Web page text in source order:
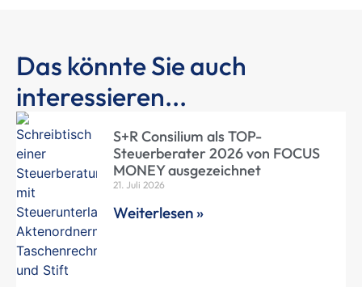
Das könnte Sie auch
interessieren...
S+R Consilium als TOP-
Steuerberater 2026 von FOCUS
MONEY ausgezeichnet
21. Juli 2026
Weiterlesen »